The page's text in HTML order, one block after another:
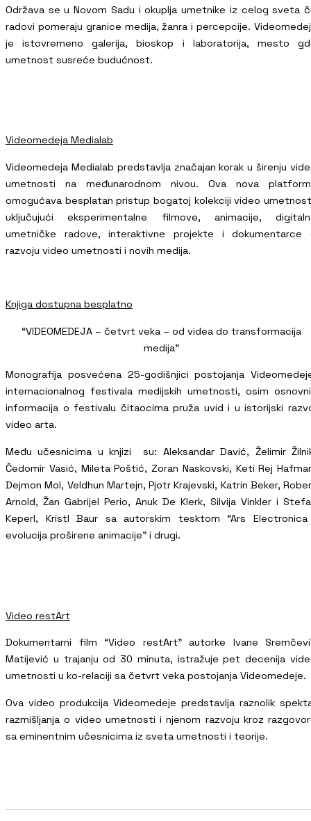
Održava se u Novom Sadu i okuplja umetnike iz celog sveta
radovi pomeraju granice medija, žanra i percepcije.
je istovremeno galerija, bioskop i laboratorija, mesto
umetnost susreće budućnost.
Videomedeja Medialab
Videomedeja Medialab predstavlja značajan korak u širenju
umetnosti na međunarodnom nivou. Ova nova
omogućava besplatan pristup bogatoj kolekciji video
uključujući eksperimentalne filmove, animacije,
umetničke radove, interaktivne projekte i dokumentarce
razvoju video umetnosti i novih medija.
Knjiga dostupna besplatno
“VIDEOMEDEJA – četvrt veka – od videa do transformacija
medija”
Monografija posvećena 25-godišnjici postojanja
internacionalnog festivala medijskih umetnosti, osim
informacija o festivalu čitaocima pruža uvid i u istorijski
video arta.
Među učesnicima u knjizi su: Aleksandar Davić, Želimir
Čedomir Vasić, Mileta Poštić, Zoran Naskovski, Keti Rej
Dejmon Mol, Veldhun Martejn, Pjotr Krajevski, Katrin Beker,
Arnold, Žan Gabrijel Perio, Anuk De Klerk, Silvija Vinkler i
Keperl, Kristl Baur sa autorskim tesktom “Ars
evolucija proširene animacije” i drugi.
Video restArt
Dokumentarni film “Video restArt” autorke Ivane
Matijević u trajanju od 30 minuta, istražuje pet decenija
umetnosti u ko-relaciji sa četvrt veka postojanja Videomedeje.
Ova video produkcija Videomedeje predstavlja raznolik
razmišljanja o video umetnosti i njenom razvoju kroz
sa eminentnim učesnicima iz sveta umetnosti i teorije.